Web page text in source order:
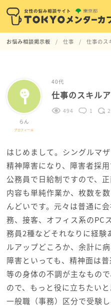
お悩み相談掲示板 仕事 仕事のス
らん
プロフィール
40代
仕事のスキル
494 1
はじめまして。シングルマ
精神障害になり、障害者採
公務員で日給制ですので、
内容も単純作業か、枚数を
んどいです。元々は普通に
務、接客、オフィス系のPC
務員2種などそれなりに経験
ルアップどころか、余計に
障害といっても、精神面は
等の身体の不調が主なもの
ので、もっと役に立ちたい
一般職（事務）区分で受験